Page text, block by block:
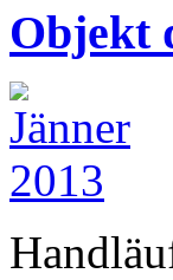
Objekt